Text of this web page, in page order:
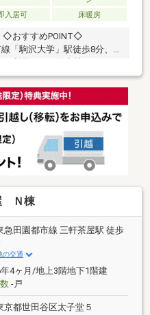
入居可 床暖房
◇おすすめPOINT◇
「駒沢大学」駅徒歩8分、
ランスイート」シリーズの
POINT3. 2026年2月にリノ
め、内装きれいな状態で引
食洗器、浴室乾燥機が搭
ーション内容～LDK
張替え、建具一部交換、タ
タイル新規設置、新規エア
Ｎ棟
急田園都市線 三軒茶屋駅 徒歩
の交通
4ヶ月/地上3階地下1階建
-戸
京都世田谷区太子堂５